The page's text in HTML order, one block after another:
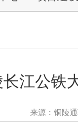
长江公铁
来源：铜陵